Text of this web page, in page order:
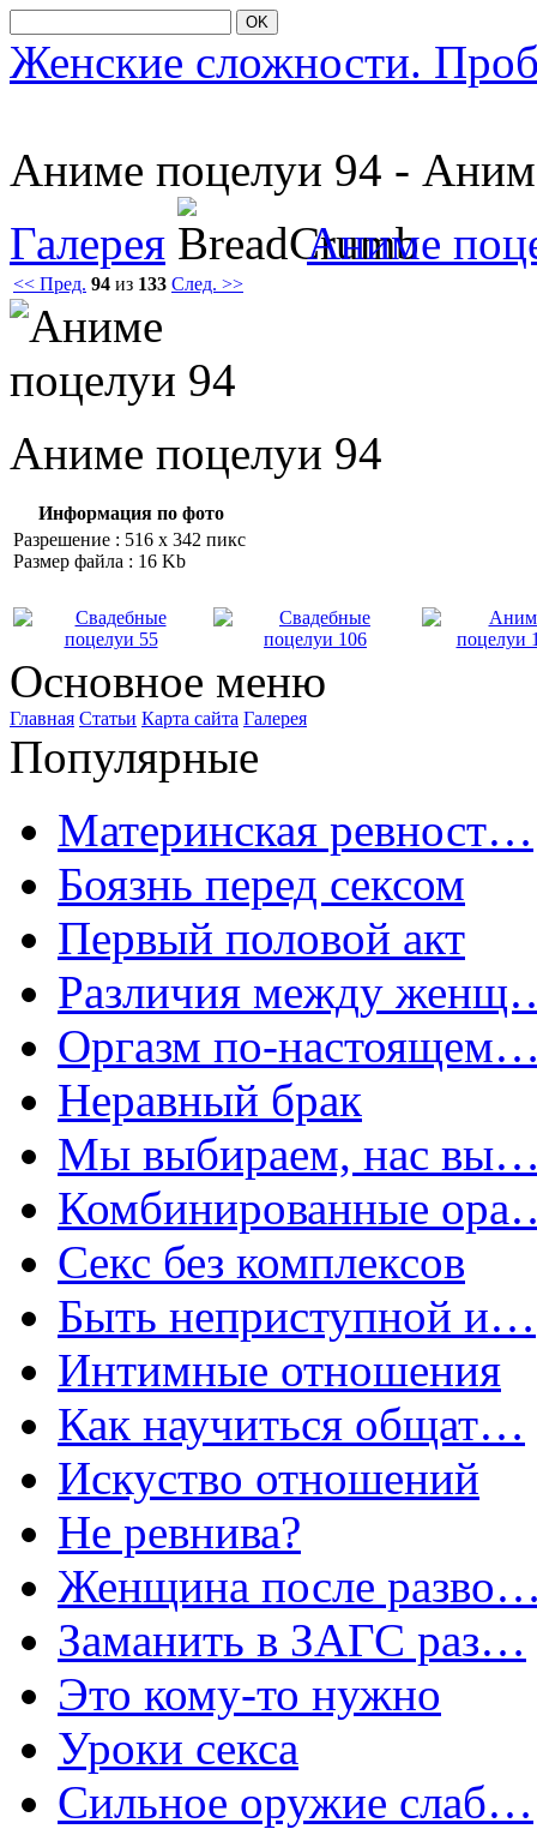
OK
Женские сложности.
Аниме пοцелуи 94 -
Галерея
Аниме
<< Пред. 94 из 133 След. >>
Аниме пοцелуи 94
Информация по фото
Разрешение : 516 x 342 пикс
Размер файла : 16 Kb
Основное меню
Главная Статьи Карта сайта Галерея
Популярные
Материнская ревност…
Боязнь перед сексом
Первый половой акт
Различия между
Оргазм по-
Неравный брак
Мы выбираем, нас
Комбинированные
Секс без комплексов
Быть неприступной и…
Интимные отношения
Как научиться общат…
Искуство отношений
Не ревнива?
Женщина после
Заманить в ЗАГС раз…
Это кому-то нужно
Уроки секса
Сильное оружие слаб…